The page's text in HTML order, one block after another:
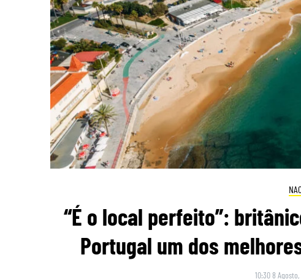
“É o local perfeito”:
Portugal um dos
10:30 8